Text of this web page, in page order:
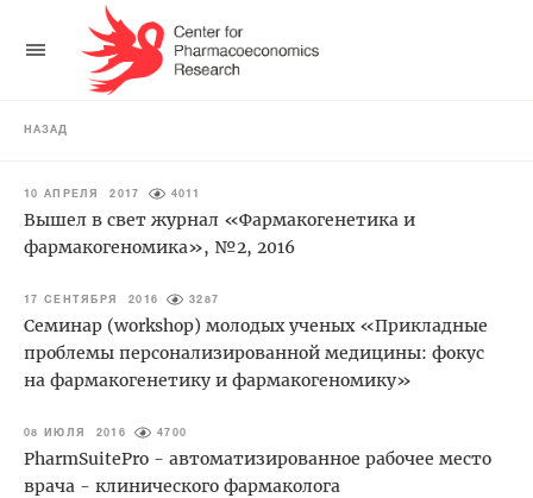
НАЗАД
10 АПРЕЛЯ 2017 4011
Вышел в свет журнал «Фармакогенетика и
фармакогеномика», №2, 2016
17 СЕНТЯБРЯ 2016 3287
Семинар (workshop) молодых ученых «Прикладные
проблемы персонализированной медицины: фокус
на фармакогенетику и фармакогеномику»
08 ИЮЛЯ 2016 4700
PharmSuitePro - автоматизированное рабочее место
врача - клинического фармаколога